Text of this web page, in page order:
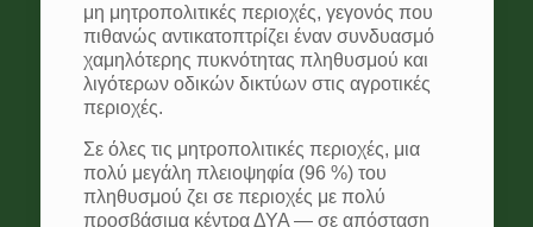
μη μητροπολιτικές περιοχές, γεγονός που
πιθανώς αντικατοπτρίζει έναν συνδυασμό
χαμηλότερης πυκνότητας πληθυσμού και
λιγότερων οδικών δικτύων στις αγροτικές
περιοχές.
Σε όλες τις μητροπολιτικές περιοχές, μια
πολύ μεγάλη πλειοψηφία (96 %) του
πληθυσμού ζει σε περιοχές με πολύ
προσβάσιμα κέντρα ΔΥΑ — σε απόσταση